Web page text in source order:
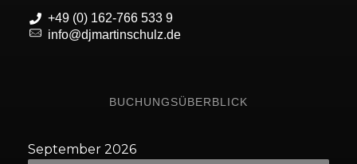
+49 (0) 162-766 533 9
info@djmartinschulz.de
BUCHUNGSÜBERBLICK
September 2026